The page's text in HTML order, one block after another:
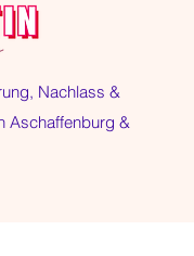
Nachlass &
Aschaffenburg &